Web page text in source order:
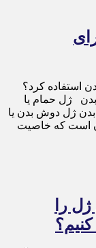
استفاده کرد؟
ژل حمام یا
ژل دوش بدن یا
است که خاصیت
را